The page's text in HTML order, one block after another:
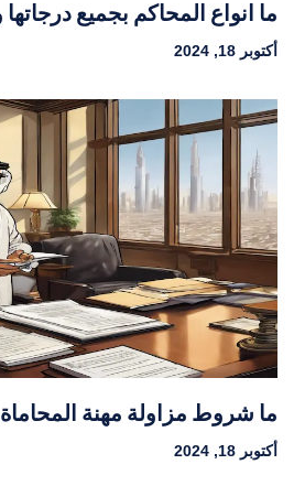
ما انواع المحاكم بجميع
أكتوبر 18, 2024
ما شروط مزاولة مهنة
أكتوبر 18, 2024